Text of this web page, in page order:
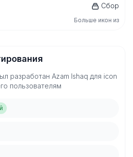
Сбор
Больше икон из
разработан Azam Ishaq для icon
пользователям